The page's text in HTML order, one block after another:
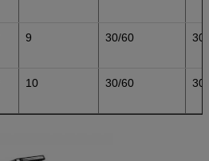
9 30/60
10 30/60